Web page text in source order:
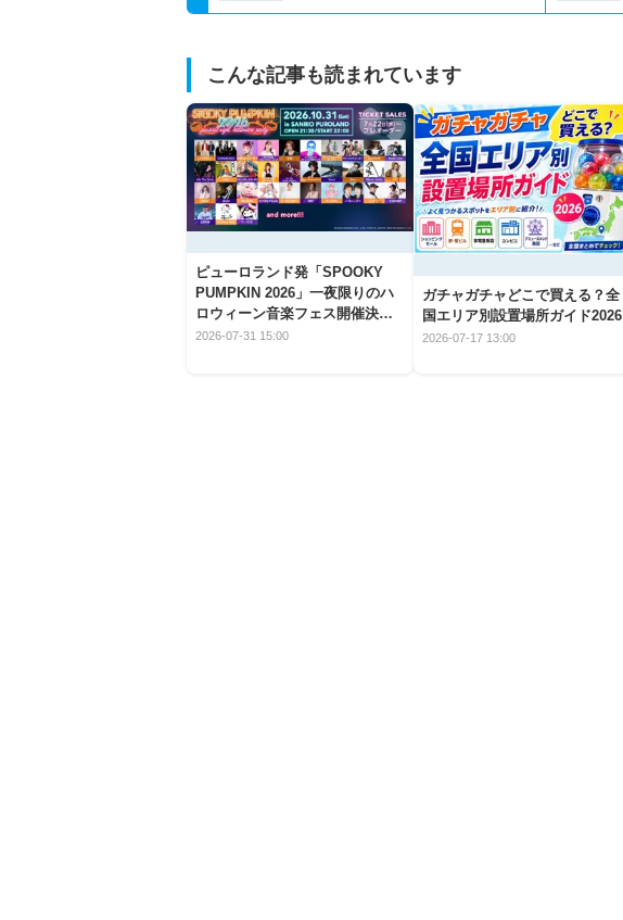
こんな記事も読まれています
ピューロランド発「SPOOKY
PUMPKIN 2026」一夜限りのハ
ロウィーン音楽フェス開催決
定！
2026-07-31 15:00
ガチャガチャどこで買える？全
国エリア別設置場所ガイド2026
2026-07-17 13:00